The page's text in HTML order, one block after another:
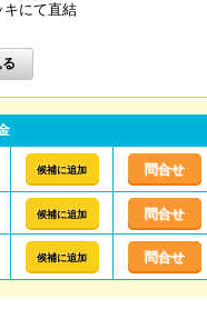
キにて直結
候補に追加 問合せ
候補に追加 問合せ
候補に追加 問合せ